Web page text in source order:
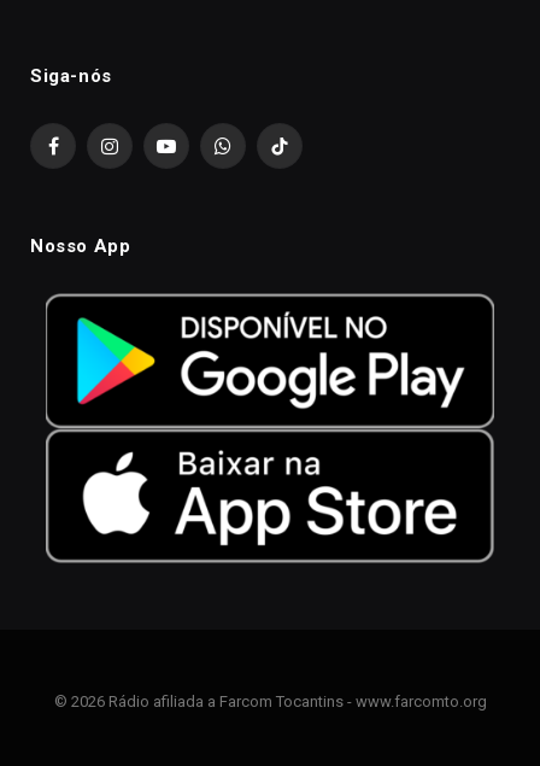
Siga-nós
FacebookInstagramYouTubeWhatsAppTikTok
Nosso App
© 2026 Rádio afiliada a Farcom Tocantins - www.farcomto.org